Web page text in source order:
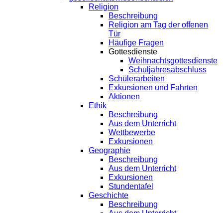
Religion
Beschreibung
Religion am Tag der offenen
Tür
Häufige Fragen
Gottesdienste
Weihnachtsgottesdienste
Schuljahresabschluss
Schülerarbeiten
Exkursionen und Fahrten
Aktionen
Ethik
Beschreibung
Aus dem Unterricht
Wettbewerbe
Exkursionen
Geographie
Beschreibung
Aus dem Unterricht
Exkursionen
Stundentafel
Geschichte
Beschreibung